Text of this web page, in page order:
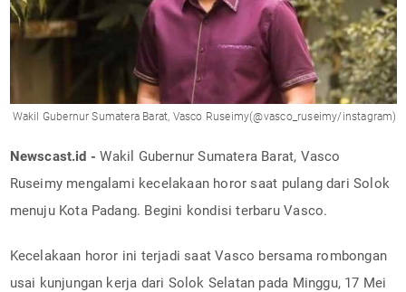
Wakil Gubernur Sumatera Barat, Vasco Ruseimy(@vasco_ruseimy/instagram)
Newscast.id - Wakil Gubernur Sumatera Barat, Vasco
Ruseimy mengalami kecelakaan horor saat pulang dari Solok
menuju Kota Padang. Begini kondisi terbaru Vasco.
Kecelakaan horor ini terjadi saat Vasco bersama rombongan
usai kunjungan kerja dari Solok Selatan pada Minggu, 17 Mei